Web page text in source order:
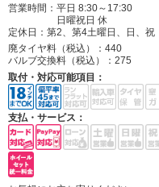
営業時間：平日 8:30～17:30
日曜祝日 休
定休日： 第2、第4土曜日、日、祝
廃タイヤ料（税込）： 440
バルブ交換料（税込）： 275
取付・対応可能項目：
支払・サービス：